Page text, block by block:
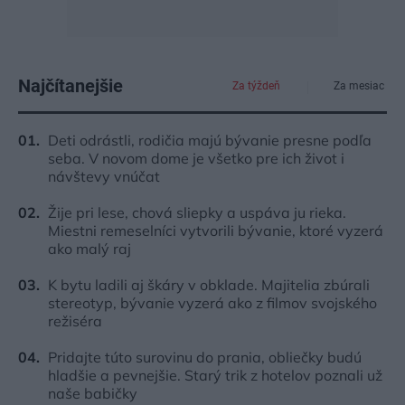
Najčítanejšie Za týždeň Za mesiac
Deti odrástli, rodičia majú bývanie presne podľa
seba. V novom dome je všetko pre ich život i
návštevy vnúčat
Žije pri lese, chová sliepky a uspáva ju rieka.
Miestni remeselníci vytvorili bývanie, ktoré vyzerá
ako malý raj
K bytu ladili aj škáry v obklade. Majitelia zbúrali
stereotyp, bývanie vyzerá ako z filmov svojského
režiséra
Pridajte túto surovinu do prania, obliečky budú
hladšie a pevnejšie. Starý trik z hotelov poznali už
naše babičky